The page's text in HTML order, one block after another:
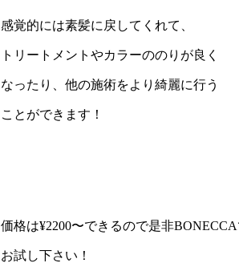
感覚的には素髪に戻してくれて、
トリートメントやカラーののりが良く
なったり、他の施術をより綺麗に行う
ことができます！
価格は¥2200〜できるので是非
お試し下さい！